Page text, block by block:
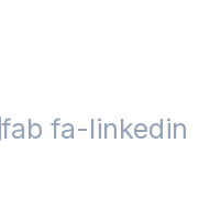
fab fa-linkedin